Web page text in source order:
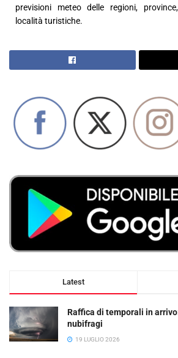
previsioni meteo delle regioni,
località turistiche.
Latest
Raffica di temporali in
nubifragi
19 LUGLIO 2026